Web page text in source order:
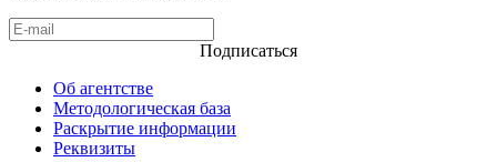
Подписаться
Об агентстве
Методологическая база
Раскрытие информации
Реквизиты